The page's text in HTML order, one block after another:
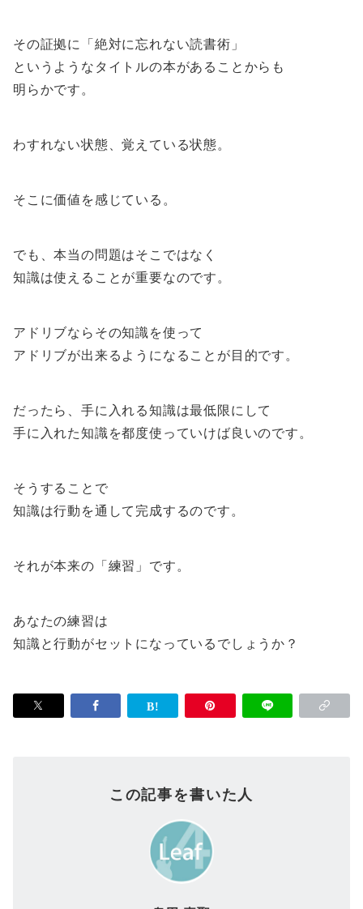
その証拠に「絶対に忘れない読書術」
というようなタイトルの本があることからも
明らかです。
わすれない状態、覚えている状態。
そこに価値を感じている。
でも、本当の問題はそこではなく
知識は使えることが重要なのです。
アドリブならその知識を使って
アドリブが出来るようになることが目的です。
だったら、手に入れる知識は最低限にして
手に入れた知識を都度使っていけば良いのです。
そうすることで
知識は行動を通して完成するのです。
それが本来の「練習」です。
あなたの練習は
知識と行動がセットになっているでしょうか？
この記事を書いた人